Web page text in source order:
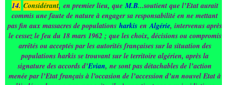
14. Considérant, en premier lieu, queM.B...soutient que l’Etat aurait
commis une faute de nature à engager sa responsabilité en ne mettant
pas fin aux massacres de populations harkis enAlgérie, intervenus après
le cessez le feu du 18 mars 1962 ; que les choix, décisions ou compromis
arrêtés ou acceptés par les autorités françaises sur la situation des
populations harkis se trouvant sur le territoire algérien, après la
signature des accords d’Evian, ne sont pas détachables de l’action
menée par l’Etat français à l’occasion de l’accession d’un nouvel Etat à